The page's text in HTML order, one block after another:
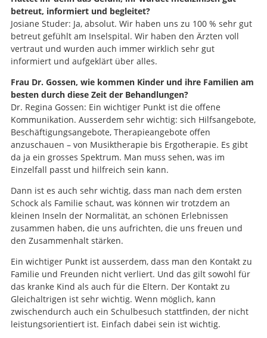
betreut, informiert und begleitet?
Josiane Studer: Ja, absolut. Wir haben uns zu 100 % sehr gut
betreut gefühlt am Inselspital. Wir haben den Ärzten voll
vertraut und wurden auch immer wirklich sehr gut
informiert und aufgeklärt über alles.
Frau Dr. Gossen, wie kommen Kinder und ihre Familien am
besten durch diese Zeit der Behandlungen?
Dr. Regina Gossen: Ein wichtiger Punkt ist die offene
Kommunikation. Ausserdem sehr wichtig: sich Hilfsangebote,
Beschäftigungsangebote, Therapieangebote offen
anzuschauen – von Musiktherapie bis Ergotherapie. Es gibt
da ja ein grosses Spektrum. Man muss sehen, was im
Einzelfall passt und hilfreich sein kann.
Dann ist es auch sehr wichtig, dass man nach dem ersten
Schock als Familie schaut, was können wir trotzdem an
kleinen Inseln der Normalität, an schönen Erlebnissen
zusammen haben, die uns aufrichten, die uns freuen und
den Zusammenhalt stärken.
Ein wichtiger Punkt ist ausserdem, dass man den Kontakt zu
Familie und Freunden nicht verliert. Und das gilt sowohl für
das kranke Kind als auch für die Eltern. Der Kontakt zu
Gleichaltrigen ist sehr wichtig. Wenn möglich, kann
zwischendurch auch ein Schulbesuch stattfinden, der nicht
leistungsorientiert ist. Einfach dabei sein ist wichtig.